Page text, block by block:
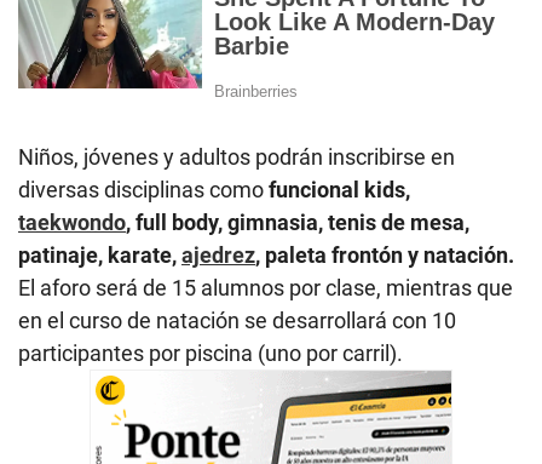
Niños, jóvenes y adultos podrán inscribirse en
diversas disciplinas comofuncional kids,
taekwondo, full body, gimnasia, tenis de mesa,
patinaje, karate,ajedrez, paleta frontón y natación.
El aforo será de 15 alumnos por clase, mientras que
en el curso de natación se desarrollará con 10
participantes por piscina (uno por carril).